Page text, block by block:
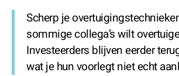
Scherp je
sommige collega’s wilt
Investeerders blijven eerder
wat je hun voorlegt niet echt